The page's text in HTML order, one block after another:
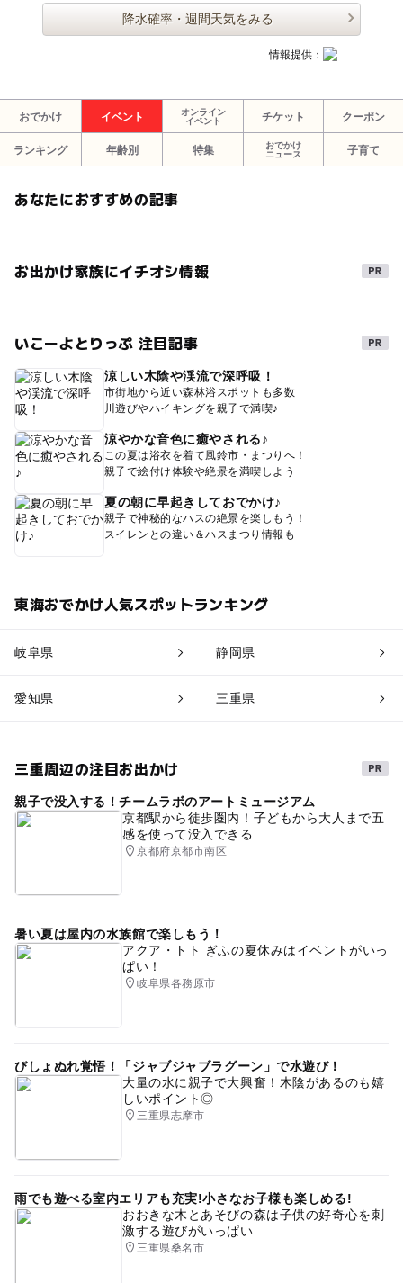
降水確率・週間天気をみる
情報提供：
おでかけ イベント
オンライン
イベント
チケット クーポン
ランキング 年齢別 特集
おでかけ
ニュース
子育て
あなたにおすすめの記事
お出かけ家族にイチオシ情報
いこーよとりっぷ 注目記事
涼しい木陰や渓流で深呼吸！
市街地から近い森林浴スポットも多数
川遊びやハイキングを親子で満喫♪
涼やかな音色に癒やされる♪
この夏は浴衣を着て風鈴市・まつりへ！
親子で絵付け体験や絶景を満喫しよう
夏の朝に早起きしておでかけ♪
親子で神秘的なハスの絶景を楽しもう！
スイレンとの違い＆ハスまつり情報も
東海おでかけ人気スポットランキング
岐阜県 静岡県
愛知県 三重県
三重周辺の注目お出かけ
親子で没入する！チームラボのアートミュージアム
京都駅から徒歩圏内！子どもから大人まで五
感を使って没入できる
京都府京都市南区
暑い夏は屋内の水族館で楽しもう！
アクア・トト ぎふの夏休みはイベントがいっ
ぱい！
岐阜県各務原市
びしょぬれ覚悟！「ジャブジャブラグーン」で水遊び！
大量の水に親子で大興奮！木陰があるのも嬉
しいポイント◎
三重県志摩市
雨でも遊べる室内エリアも充実!小さなお子様も楽しめる!
おおきな木とあそびの森は子供の好奇心を刺
激する遊びがいっぱい
三重県桑名市